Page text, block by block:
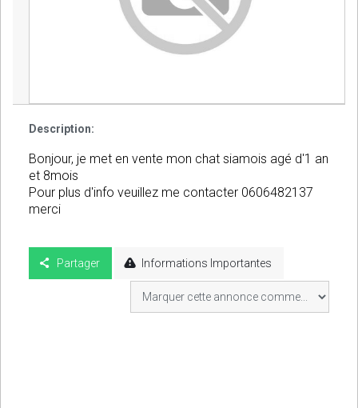
Description:
Bonjour, je met en vente mon chat siamois agé d'1 an
et 8mois
Pour plus d'info veuillez me contacter 0606482137
merci
Partager Informations Importantes